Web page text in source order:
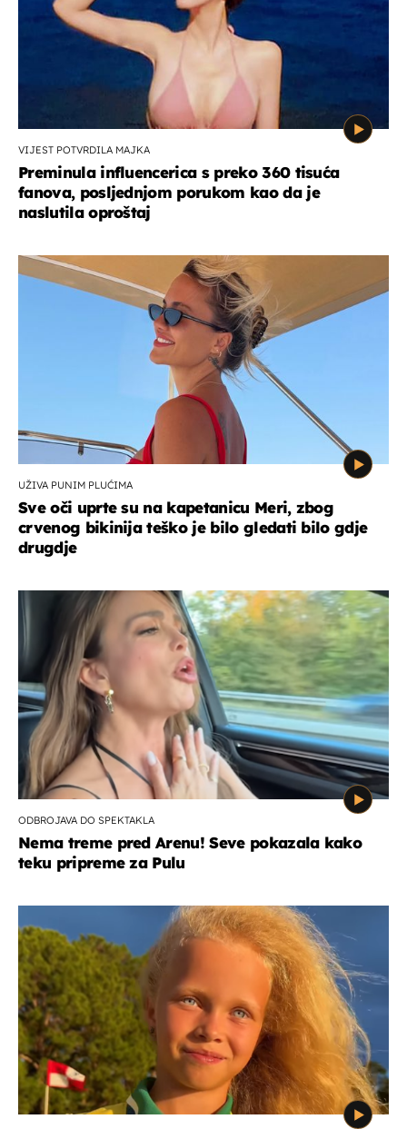
VIJEST POTVRDILA MAJKA
Preminula influencerica s preko 360 tisuća
fanova, posljednjom porukom kao da je
naslutila oproštaj
UŽIVA PUNIM PLUĆIMA
Sve oči uprte su na kapetanicu Meri, zbog
crvenog bikinija teško je bilo gledati bilo gdje
drugdje
ODBROJAVA DO SPEKTAKLA
Nema treme pred Arenu! Seve pokazala kako
teku pripreme za Pulu